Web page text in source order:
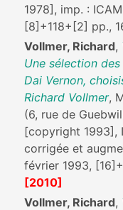
1978], imp. :
[8]+118+[2] pp.,
Vollmer, Richard,
Une sélection
Dai Vernon,
Richard Vollmer,
(6, rue de
[copyright 1993],
corrigée et
février 1993,
[2010]
Vollmer, Richard,